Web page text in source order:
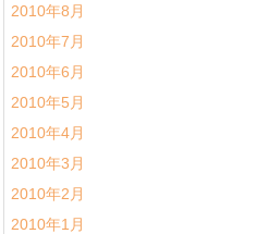
2010年8月
2010年7月
2010年6月
2010年5月
2010年4月
2010年3月
2010年2月
2010年1月